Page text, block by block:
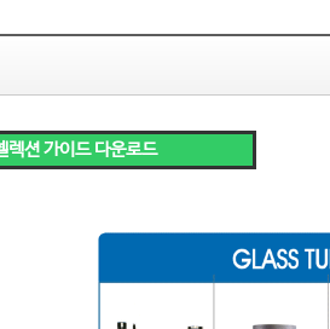
렉션 가이드 다운로드